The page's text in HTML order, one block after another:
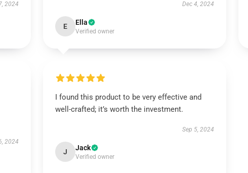
2024 Dec 4, 2024
E Ella
Verified owner
2024
I found this product to be very effective and
well-crafted; it’s worth the investment.
Sep 5, 2024
J Jack
Verified owner